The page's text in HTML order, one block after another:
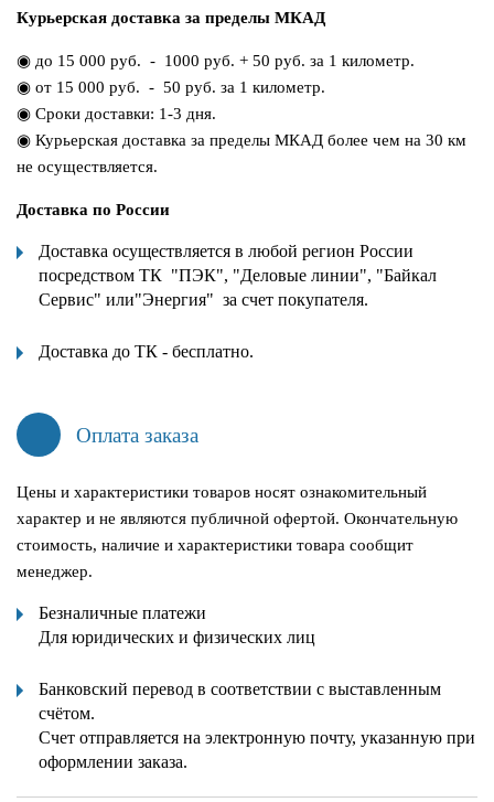
Курьерская доставка за пределы МКАД
◉ до 15 000 руб. - 1000 руб. + 50 руб. за 1 километр.
◉ от 15 000 руб. - 50 руб. за 1 километр.
◉ Сроки доставки: 1-3 дня.
◉ Курьерская доставка за пределы МКАД более чем на 30 км
не осуществляется.
Доставка по России
Доставка осуществляется в любой регион России
посредством ТК "ПЭК", "Деловые линии", "Байкал
Сервис" или"Энергия" за счет покупателя.
Доставка до ТК - бесплатно.
Оплата заказа
Цены и характеристики товаров носят ознакомительный
характер и не являются публичной офертой. Окончательную
стоимость, наличие и характеристики товара сообщит
менеджер.
Безналичные платежи
Для юридических и физических лиц
Банковский перевод в соответствии с выставленным
счётом.
Счет отправляется на электронную почту, указанную при
оформлении заказа.